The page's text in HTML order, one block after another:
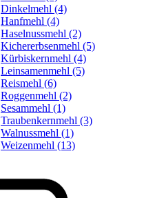
Dinkelmehl (4)
Hanfmehl (4)
Haselnussmehl (2)
Kichererbsenmehl (5)
Kürbiskernmehl (4)
Leinsamenmehl (5)
Reismehl (6)
Roggenmehl (2)
Sesammehl (1)
Traubenkernmehl (3)
Walnussmehl (1)
Weizenmehl (13)